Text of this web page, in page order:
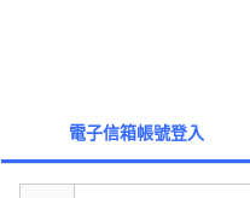
電子信箱帳號登入